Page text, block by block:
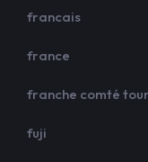
francais
france
franche comté
fuji